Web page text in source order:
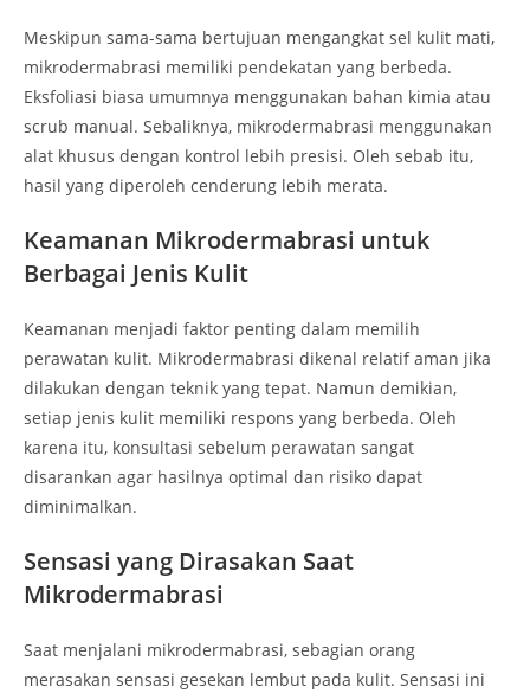
Meskipun sama-sama bertujuan mengangkat sel kulit mati,
mikrodermabrasi memiliki pendekatan yang berbeda.
Eksfoliasi biasa umumnya menggunakan bahan kimia atau
scrub manual. Sebaliknya, mikrodermabrasi menggunakan
alat khusus dengan kontrol lebih presisi. Oleh sebab itu,
hasil yang diperoleh cenderung lebih merata.
Keamanan Mikrodermabrasi untuk
Berbagai Jenis Kulit
Keamanan menjadi faktor penting dalam memilih
perawatan kulit. Mikrodermabrasi dikenal relatif aman jika
dilakukan dengan teknik yang tepat. Namun demikian,
setiap jenis kulit memiliki respons yang berbeda. Oleh
karena itu, konsultasi sebelum perawatan sangat
disarankan agar hasilnya optimal dan risiko dapat
diminimalkan.
Sensasi yang Dirasakan Saat
Mikrodermabrasi
Saat menjalani mikrodermabrasi, sebagian orang
merasakan sensasi gesekan lembut pada kulit. Sensasi ini